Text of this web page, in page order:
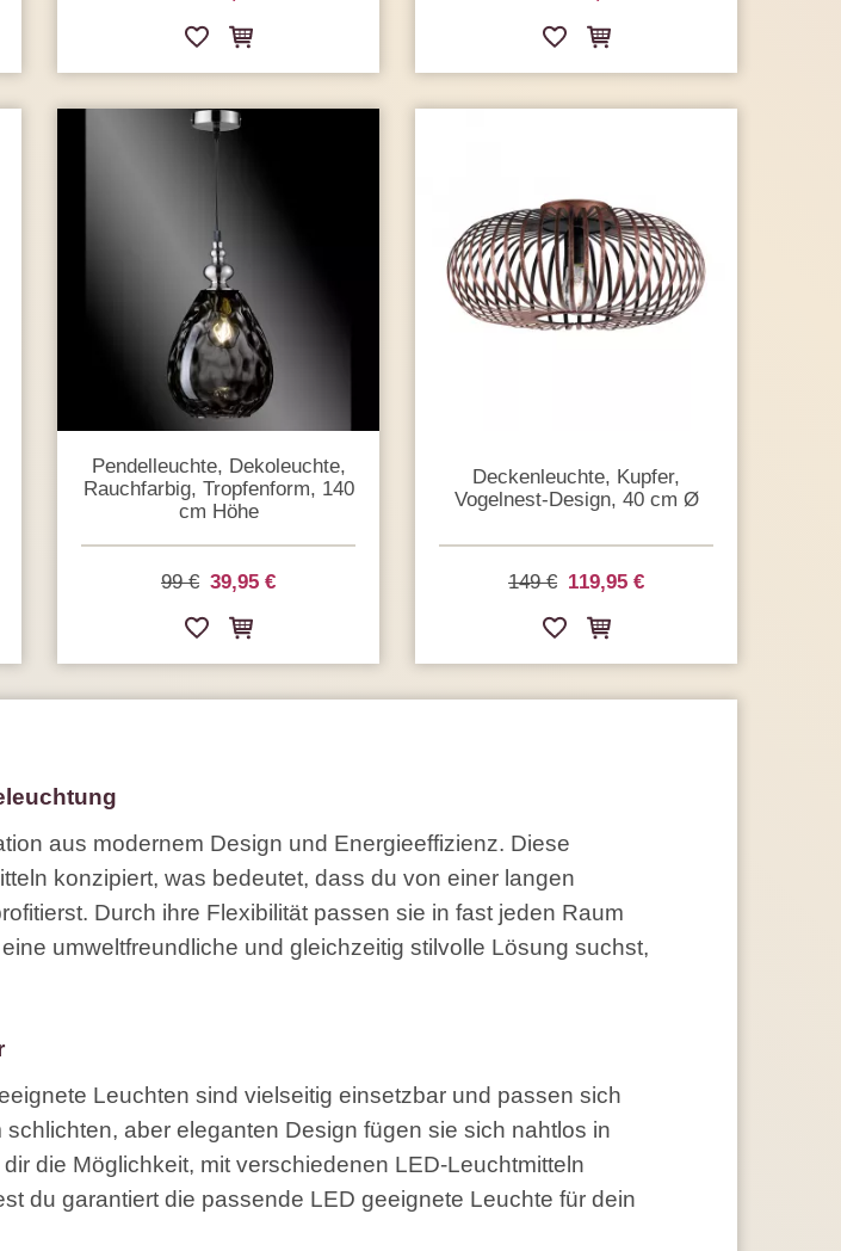
Pendelleuchte, Dekoleuchte,
Rauchfarbig, Tropfenform, 140
cm Höhe
99 € 39,95 €
Deckenleuchte, Kupfer,
Vogelnest-Design, 40 cm Ø
149 € 119,95 €
aus modernem Design und Energieeffizienz. Diese
konzipiert, was bedeutet, dass du von einer langen
Durch ihre Flexibilität passen sie in fast jeden Raum
umweltfreundliche und gleichzeitig stilvolle Lösung suchst,
Leuchten sind vielseitig einsetzbar und passen sich
aber eleganten Design fügen sie sich nahtlos in
die Möglichkeit, mit verschiedenen LED-Leuchtmitteln
du garantiert die passende LED geeignete Leuchte für dein